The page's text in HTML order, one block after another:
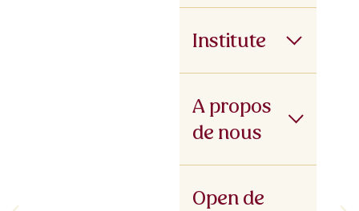
Institute
A propos
de nous
Open de